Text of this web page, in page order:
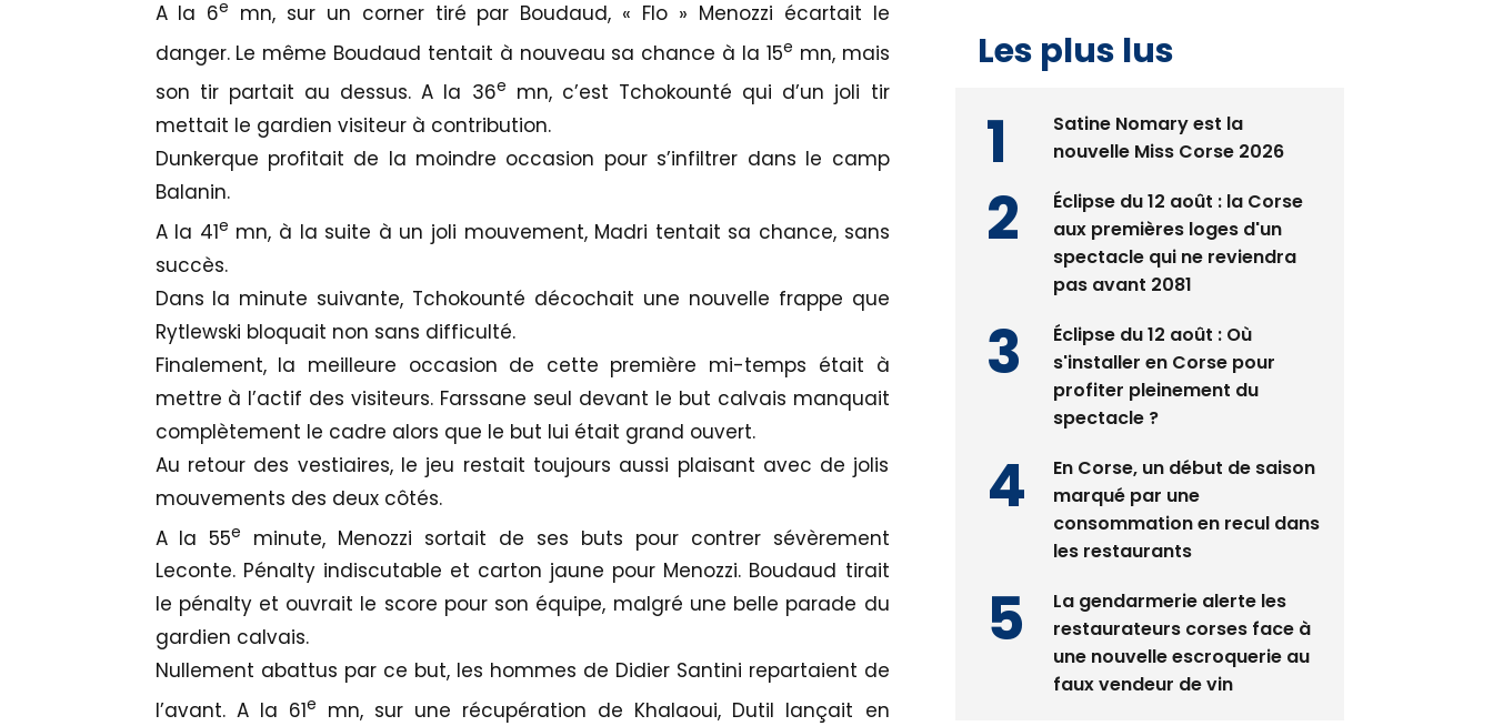
A la 6e mn, sur un corner tiré par Boudaud, « Flo » Menozzi écartait le
danger. Le même Boudaud tentait à nouveau sa chance à la 15e mn, mais
son tir partait au dessus. A la 36e mn, c’est Tchokounté qui d’un joli tir
mettait le gardien visiteur à contribution.
Dunkerque profitait de la moindre occasion pour s’infiltrer dans le camp
Balanin.
A la 41e mn, à la suite à un joli mouvement, Madri tentait sa chance, sans
succès.
Dans la minute suivante, Tchokounté décochait une nouvelle frappe que
Rytlewski bloquait non sans difficulté.
Finalement, la meilleure occasion de cette première mi-temps était à
mettre à l’actif des visiteurs. Farssane seul devant le but calvais manquait
complètement le cadre alors que le but lui était grand ouvert.
Au retour des vestiaires, le jeu restait toujours aussi plaisant avec de jolis
mouvements des deux côtés.
A la 55e
minute, Menozzi sortait de ses buts pour contrer sévèrement
Leconte. Pénalty indiscutable et carton jaune pour Menozzi. Boudaud tirait
le pénalty et ouvrait le score pour son équipe, malgré une belle parade du
gardien calvais.
Nullement abattus par ce but, les hommes de Didier Santini repartaient de
l’avant. A la 61e mn, sur une récupération de Khalaoui, Dutil lançait en
Les plus lus
Satine Nomary est la
nouvelle Miss Corse 2026
Éclipse du 12 août : la Corse
aux premières loges d'un
spectacle qui ne reviendra
pas avant 2081
Éclipse du 12 août : Où
s'installer en Corse pour
profiter pleinement du
spectacle ?
En Corse, un début de saison
marqué par une
consommation en recul dans
les restaurants
La gendarmerie alerte les
restaurateurs corses face à
une nouvelle escroquerie au
faux vendeur de vin